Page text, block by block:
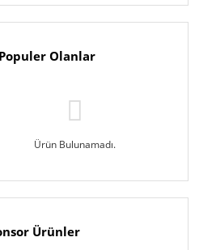
Olanlar
Ürün Bulunamadı.
Ürünler